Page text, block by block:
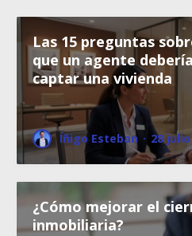
Las 15 preguntas
que un agente
captar una vivienda
Íñigo Esteban · 28
¿Cómo mejorar el
inmobiliaria?